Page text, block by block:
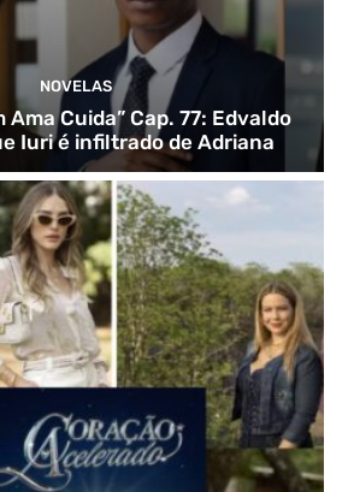
NOVELAS
Ama Cuida” Cap. 77: Edvaldo
Iuri é infiltrado de Adriana